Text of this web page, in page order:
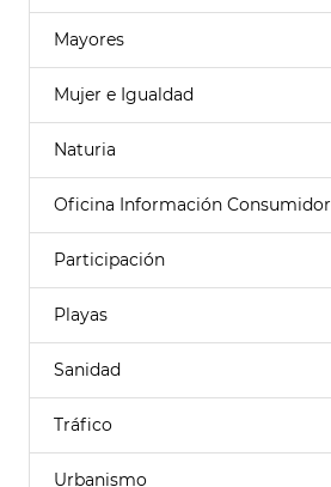
Mayores
Mujer e Igualdad
Naturia
Oficina Información Consumidor
Participación
Playas
Sanidad
Tráfico
Urbanismo